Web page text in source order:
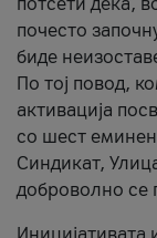
почесто
биде
По тој повод,
активација
со шест
Синдикат,
доброволно се